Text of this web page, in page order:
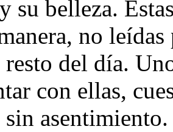
su belleza.
no
del día.
con ellas,
asentimiento.